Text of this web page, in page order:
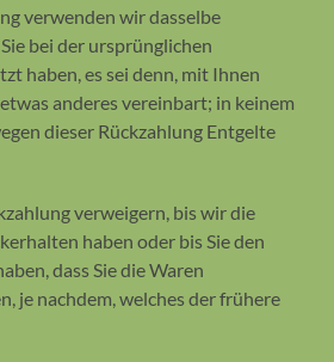
verwenden wir dasselbe
bei der ursprünglichen
haben, es sei denn, mit Ihnen
anderes vereinbart; in keinem
dieser Rückzahlung Entgelte
verweigern, bis wir die
haben oder bis Sie den
dass Sie die Waren
je nachdem, welches der frühere